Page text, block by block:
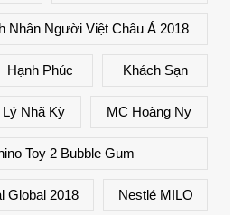
Nhân Người Việt Châu Á 2018
Hạnh Phúc Khách Sạn
Lý Nhã Kỳ MC Hoàng Ny
Toy 2 Bubble Gum
Global 2018 Nestlé MILO